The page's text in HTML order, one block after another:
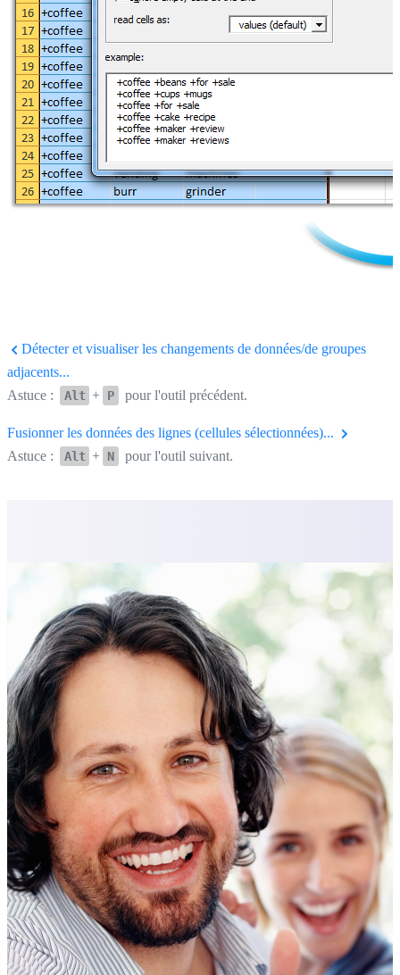
Détecter et visualiser les changements de données/de groupes
adjacents...
Astuce :
Alt + P pour l'outil précédent.
Fusionner les données des lignes (cellules sélectionnées)...
Astuce :
Alt + N pour l'outil suivant.